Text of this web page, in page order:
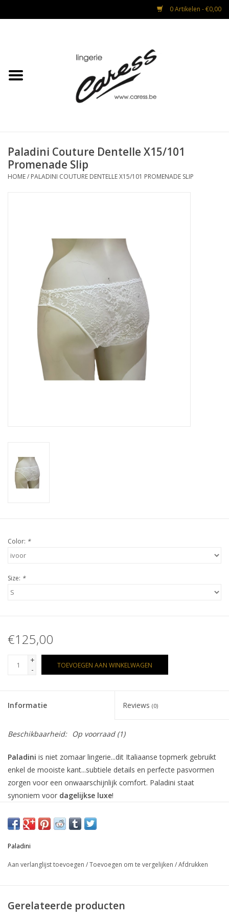
0 Artikelen - €0,00
Lingerie
Advies na operaties
OPENINGSUREN
Paladini Couture Dentelle X15/101
Promenade Slip
HOME/ PALADINI COUTURE DENTELLE X15/101 PROMENADE SLIP
Color: *
Size: *
€125,00
+
-
TOEVOEGEN AAN WINKELWAGEN
Informatie Reviews (0)
Beschikbaarheid: Op voorraad(1)
Paladini is niet zomaar lingerie...dit Italiaanse topmerk gebruikt
enkel de mooiste kant...subtiele details en perfecte pasvormen
zorgen voor een onwaarschijnlijk comfort. Paladini staat
synoniem voor dagelijkse luxe!
Samenstelling : 94% polyamide - 6% elastane
tailleert normaal en heeft een zeer comfortabele pasvorm.
om een bezoekje te brengen aan onze fysieke
Paladini
Aan verlanglijst toevoegen /Toevoegen om te vergelijken /Afdrukken
Gerelateerde producten